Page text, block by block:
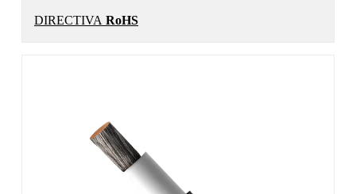
DIRECTIVA RoHS